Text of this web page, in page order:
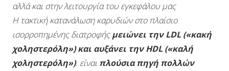
αλλά και στην λειτουργία του εγκεφάλου μας
Η τακτική κατανάλωση καρυδιών στο πλαίσιο
ισορροπημένης διατροφήςμειώνει τηνLDL («κακή
χοληστερόλη») και αυξάνει την HDL («καλή
χοληστερόλη»). είναι πλούσια πηγή πολλών